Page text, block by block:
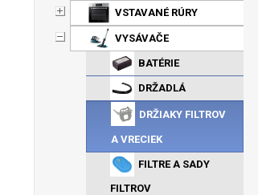
VSTAVANÉ RÚRY
VYSÁVAČE
BATÉRIE
DRŽADLÁ
DRŽIAKY FILTROV
A VRECIEK
FILTRE A SADY
FILTROV